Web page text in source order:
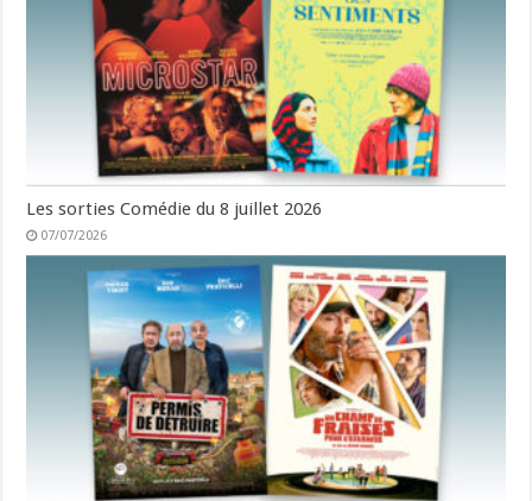
Les sorties Comédie du 8 juillet 2026
07/07/2026